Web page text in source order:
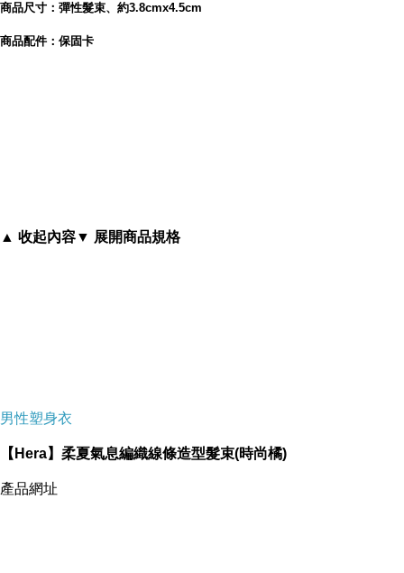
商品尺寸：彈性髮束、約3.8cmx4.5cm
商品配件：保固卡
▲ 收起內容▼ 展開商品規格
男性塑身衣
【Hera】柔夏氣息編織線條造型髮束(時尚橘)
產品網址